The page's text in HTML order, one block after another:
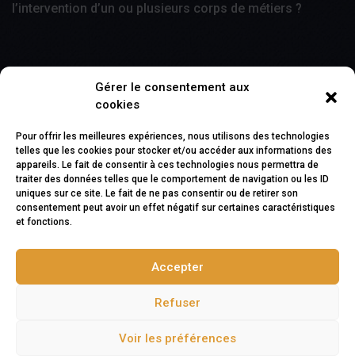
Gérer le consentement aux
cookies
Pour offrir les meilleures expériences, nous utilisons des technologies
telles que les cookies pour stocker et/ou accéder aux informations des
appareils. Le fait de consentir à ces technologies nous permettra de
traiter des données telles que le comportement de navigation ou les ID
uniques sur ce site. Le fait de ne pas consentir ou de retirer son
consentement peut avoir un effet négatif sur certaines caractéristiques
et fonctions.
Accepter
Refuser
Voir les préférences
l’intervention d’un ou plusieurs corps de métiers ?
En faisant appel à Systeme D, vous aurez un seul
Contact
1 rue paul Cézanne10410 Saint-Parres-aux-Tertres
06 65 16 06 32Email: